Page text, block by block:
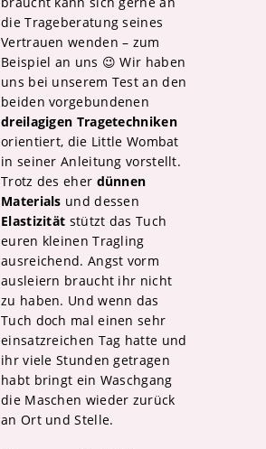
die Trageberatung seines
Vertrauen wenden – zum
Beispiel an uns 😉 Wir haben
uns bei unserem Test an den
beiden vorgebundenen
dreilagigen Tragetechniken
orientiert, die Little Wombat
in seiner Anleitung vorstellt.
Trotz des eher dünnen
Materials und dessen
Elastizität stützt das Tuch
euren kleinen Tragling
ausreichend. Angst vorm
ausleiern braucht ihr nicht
zu haben. Und wenn das
Tuch doch mal einen sehr
einsatzreichen Tag hatte und
ihr viele Stunden getragen
habt bringt ein Waschgang
die Maschen wieder zurück
an Ort und Stelle.